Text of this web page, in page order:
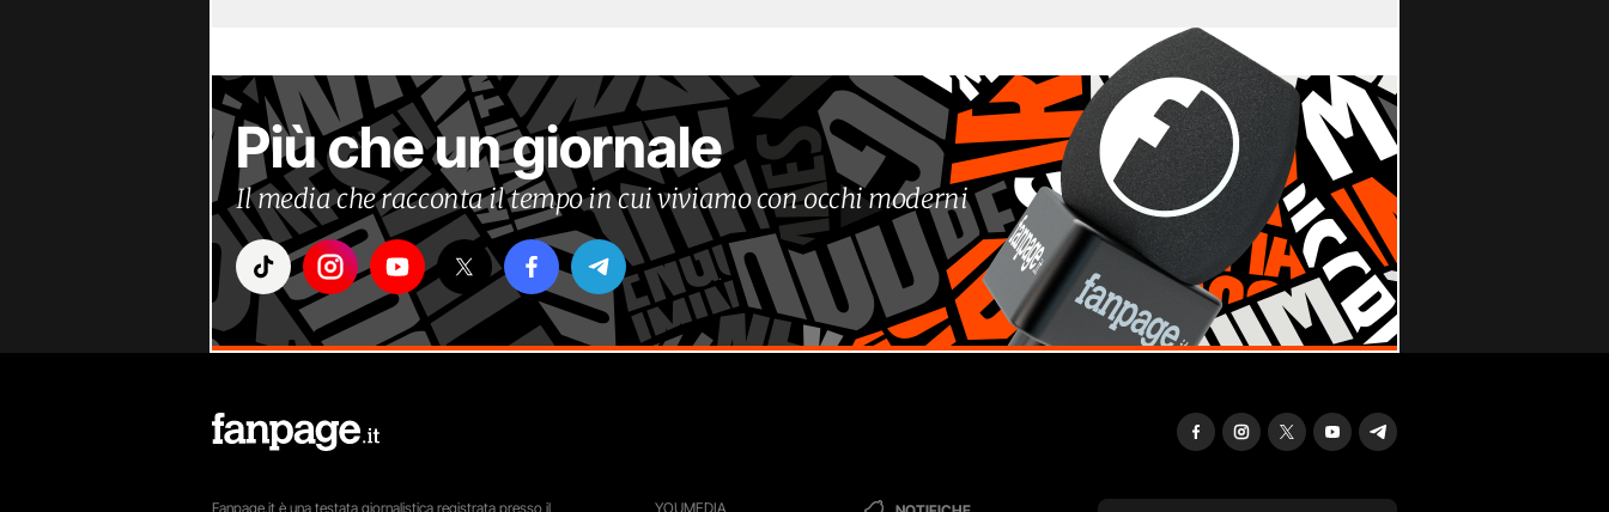
Più che un giornale
Il media che racconta il tempo in cui viviamo con occhi moderni
YOUMEDIA
Fanpage.it è una testata giornalistica registrata presso il